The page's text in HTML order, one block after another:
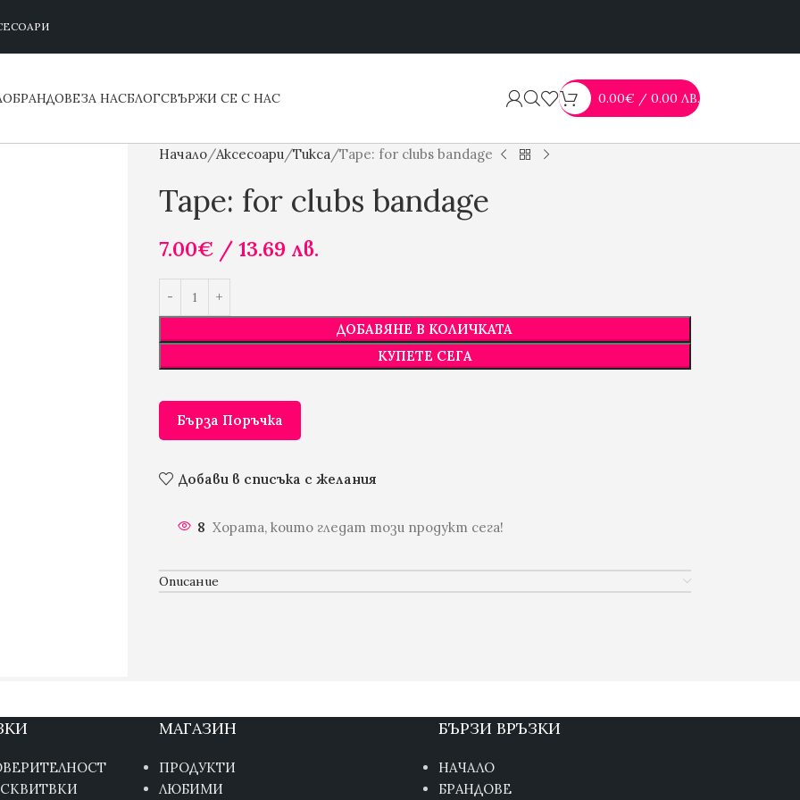
БРАНДОВЕЗА НАСБЛОГСВЪРЖИ СЕ С НАС 0.00€ / 0.00 ЛВ.
Начало Аксесоари Тикса Tape: for clubs bandage
Tape: for clubs bandage
7.00€/ 13.69 лв.
ДОБАВЯНЕ В КОЛИЧКАТА
КУПЕТЕ СЕГА
Бърза Поръчка
Добави в списъка с желания
8 Хората, които гледат този продукт сега!
Описание
МАГАЗИН
ПРОДУКТИ
ЛЮБИМИ
БЪРЗИ ВРЪЗКИ
НАЧАЛО
БРАНДОВЕ